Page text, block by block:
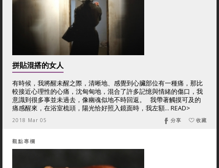
拼貼混搭的女人
有時候，我將醒未醒之際，清晰地、感覺到心臟部位有一種痛，那比
較接近心理性的心痛，沈甸甸地，混合了許多記憶與情緒的傷口，我
意識到很多事並未過去，像幽魂似地不時回返。 我帶著觸摸可及的
痛感醒來，在浴室梳頭，陽光恰好照入鏡面時，我左額... READ>
2018 Mar 05 收藏
分享
觀點專欄